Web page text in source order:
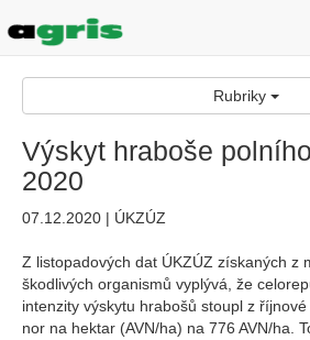
Rubriky
Výskyt hraboše
2020
07.12.2020 | ÚKZÚZ
Z listopadových dat ÚKZÚZ získaných z
škodlivých organismů vyplývá, že
intenzity výskytu hrabošů stoupl z
nor na hektar (AVN/ha) na 776 AVN/ha.